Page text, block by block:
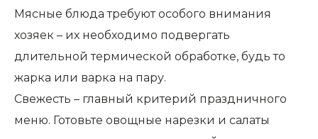
Мясные блюда требуют особого внимания
хозяек – их необходимо подвергать
длительной термической обработке, будь то
жарка или варка на пару.
Свежесть – главный критерий праздничного
меню. Готовьте овощные нарезки и салаты